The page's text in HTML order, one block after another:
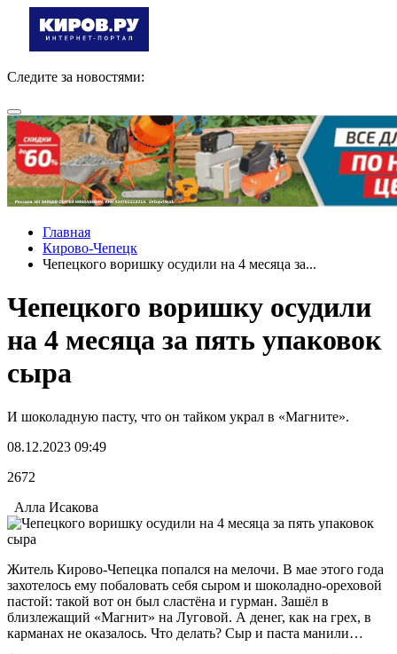
Следите за новостями:
Главная
Кирово-Чепецк
Чепецкого воришку осудили на 4 месяца за...
Чепецкого воришку осудили
на 4 месяца за пять упаковок
сыра
И шоколадную пасту, что он тайком украл в «Магните».
08.12.2023 09:49
2672
Алла Исакова
Житель Кирово-Чепецка попался на мелочи. В мае этого года
захотелось ему побаловать себя сыром и шоколадно-ореховой
пастой: такой вот он был сластёна и гурман. Зашёл в
близлежащий «Магнит» на Луговой. А денег, как на грех, в
карманах не оказалось. Что делать? Сыр и паста манили…